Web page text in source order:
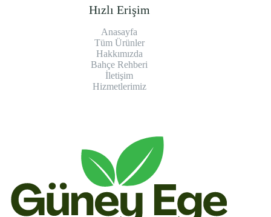
Hızlı Erişim
Anasayfa
Tüm Ürünler
Hakkımızda
Bahçe Rehberi
İletişim
Hizmetlerimiz